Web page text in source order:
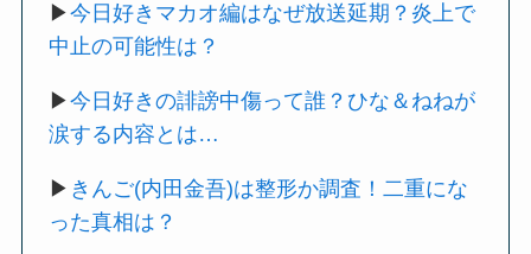
▶︎今日好きマカオ編はなぜ放送延期？炎上で
中止の可能性は？
▶︎今日好きの誹謗中傷って誰？ひな＆ねねが
涙する内容とは…
▶︎ きんご(内田金吾)は整形か調査！二重にな
った真相は？